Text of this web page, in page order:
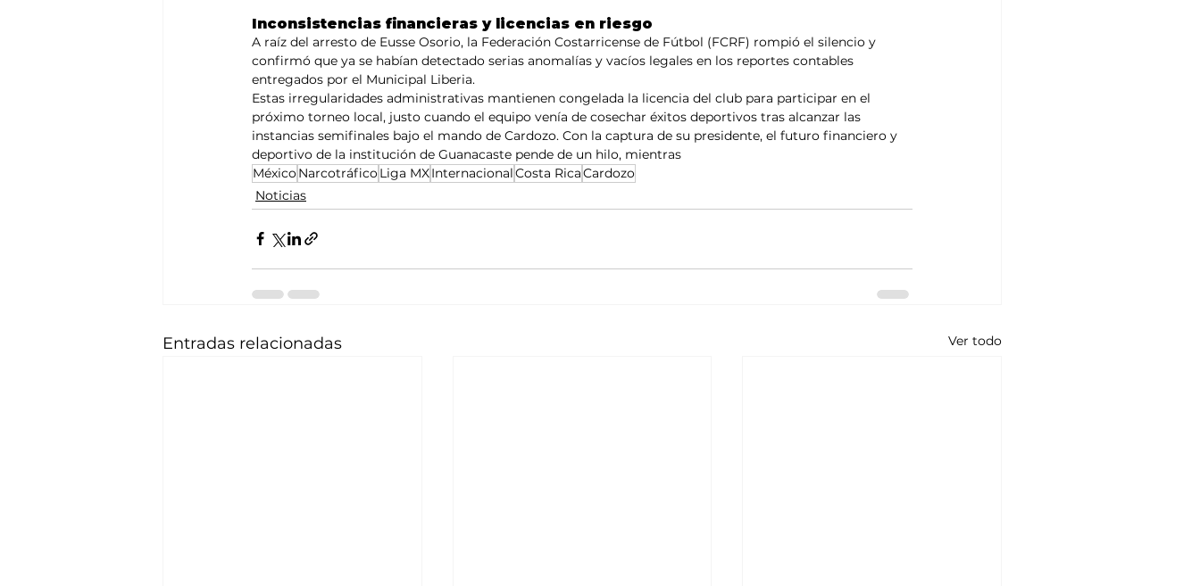
Inconsistencias financieras y licencias en riesgo
A raíz del arresto de Eusse Osorio, la Federación Costarricense de Fútbol (FCRF) rompió el silencio y
confirmó que ya se habían detectado serias anomalías y vacíos legales en los reportes contables
entregados por el Municipal Liberia.
Estas irregularidades administrativas mantienen congelada la licencia del club para participar en el
próximo torneo local, justo cuando el equipo venía de cosechar éxitos deportivos tras alcanzar las
instancias semifinales bajo el mando de Cardozo. Con la captura de su presidente, el futuro financiero y
deportivo de la institución de Guanacaste pende de un hilo, mientras
MéxicoNarcotráficoLiga MXInternacionalCosta RicaCardozo
Noticias
Entradas relacionadas Ver todo